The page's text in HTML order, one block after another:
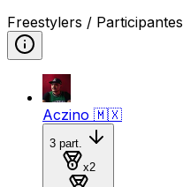
Freestylers / Participantes
Aczino 🇲🇽
3 part.
Medalla de oro
x2
Medalla de plata